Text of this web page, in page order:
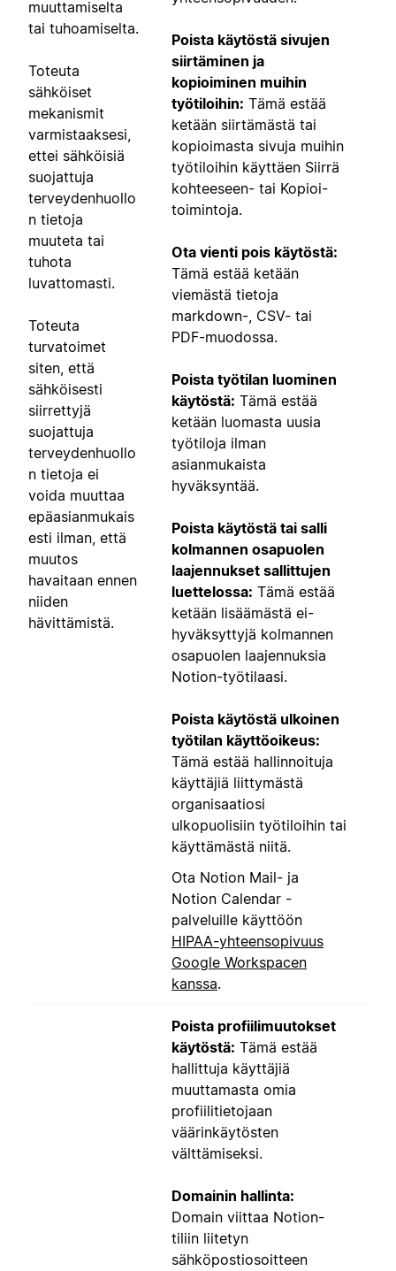
muuttamiselta
tai tuhoamiselta.
Toteuta
sähköiset
mekanismit
varmistaaksesi,
ettei sähköisiä
suojattuja
terveydenhuollo
n tietoja
muuteta tai
tuhota
luvattomasti.
Toteuta
turvatoimet
siten, että
sähköisesti
siirrettyjä
suojattuja
terveydenhuollo
n tietoja ei
voida muuttaa
epäasianmukais
esti ilman, että
muutos
havaitaan ennen
niiden
hävittämistä.
Poista käytöstä sivujen
siirtäminen ja
kopioiminen muihin
työtiloihin: Tämä estää
ketään siirtämästä tai
kopioimasta sivuja muihin
työtiloihin käyttäen Siirrä
kohteeseen- tai Kopioi-
toimintoja.
Ota vienti pois käytöstä:
Tämä estää ketään
viemästä tietoja
markdown-, CSV- tai
PDF-muodossa.
Poista työtilan luominen
käytöstä: Tämä estää
ketään luomasta uusia
työtiloja ilman
asianmukaista
hyväksyntää.
Poista käytöstä tai salli
kolmannen osapuolen
laajennukset sallittujen
luettelossa: Tämä estää
ketään lisäämästä ei-
hyväksyttyjä kolmannen
osapuolen laajennuksia
Notion-työtilaasi.
Poista käytöstä ulkoinen
työtilan käyttöoikeus:
Tämä estää hallinnoituja
käyttäjiä liittymästä
organisaatiosi
ulkopuolisiin työtiloihin tai
käyttämästä niitä.
Ota Notion Mail- ja
Notion Calendar -
palveluille käyttöön
HIPAA-yhteensopivuus
Google Workspacen
kanssa.
Poista profiilimuutokset
käytöstä: Tämä estää
hallittuja käyttäjiä
muuttamasta omia
profiilitietojaan
väärinkäytösten
välttämiseksi.
Domainin hallinta:
Domain viittaa Notion-
tiliin liitetyn
sähköpostiosoitteen